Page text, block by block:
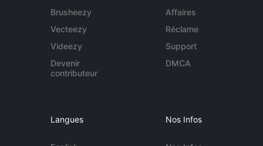
Brusheezy
Vecteezy
Videezy
Devenir
contributeur
Affaires
Réclame
Support
DMCA
Langues Nos Infos